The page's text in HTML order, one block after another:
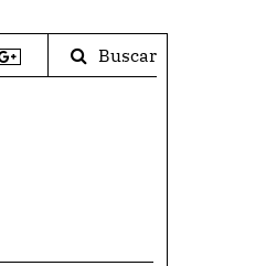
Buscar